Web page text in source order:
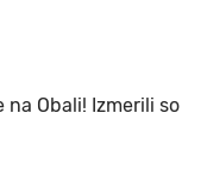
na Obali! Izmerili so